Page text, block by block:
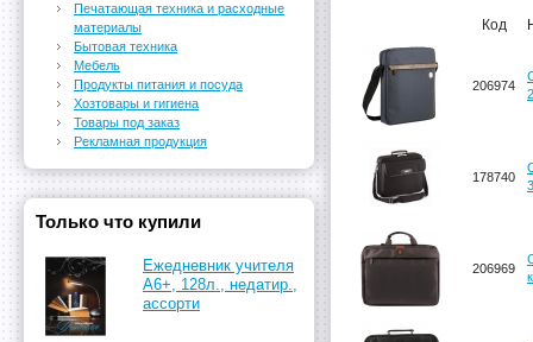
Код
206974
178740
206969
Печатающая техника и расходные
материалы
Бытовая техника
Мебель
Продукты питания и посуда
Хозтовары и гигиена
Товары под заказ
Рекламная продукция
Только что купили
Ежедневник учителя
А6+, 128л., недатир.,
ассорти